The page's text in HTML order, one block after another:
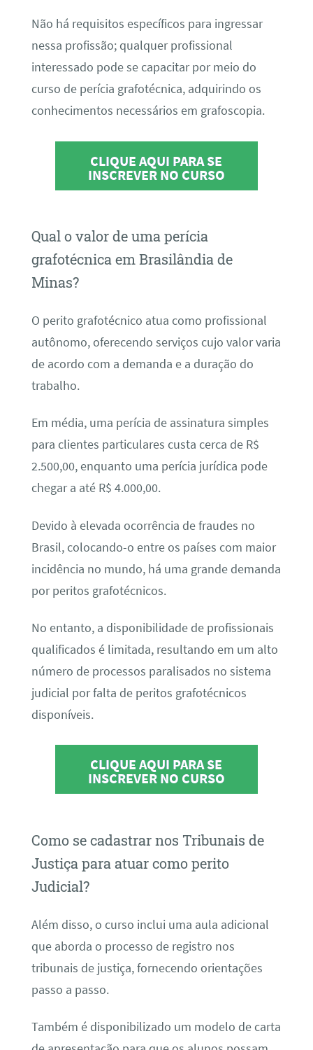
Não há requisitos específicos para ingressar
nessa profissão; qualquer profissional
interessado pode se capacitar por meio do
curso de perícia grafotécnica, adquirindo os
conhecimentos necessários em grafoscopia.
CLIQUE AQUI PARA SE
INSCREVER NO CURSO
Qual o valor de uma perícia
grafotécnica em Brasilândia de
Minas?
O perito grafotécnico atua como profissional
autônomo, oferecendo serviços cujo valor varia
de acordo com a demanda e a duração do
trabalho.
Em média, uma perícia de assinatura simples
para clientes particulares custa cerca de R$
2.500,00, enquanto uma perícia jurídica pode
chegar a até R$ 4.000,00.
Devido à elevada ocorrência de fraudes no
Brasil, colocando-o entre os países com maior
incidência no mundo, há uma grande demanda
por peritos grafotécnicos.
No entanto, a disponibilidade de profissionais
qualificados é limitada, resultando em um alto
número de processos paralisados no sistema
judicial por falta de peritos grafotécnicos
disponíveis.
CLIQUE AQUI PARA SE
INSCREVER NO CURSO
Como se cadastrar nos Tribunais de
Justiça para atuar como perito
Judicial?
Além disso, o curso inclui uma aula adicional
que aborda o processo de registro nos
tribunais de justiça, fornecendo orientações
passo a passo.
Também é disponibilizado um modelo de carta